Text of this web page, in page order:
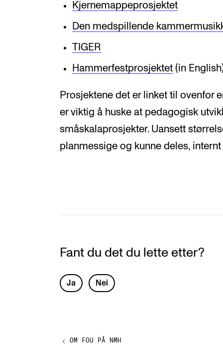
Kjernemappeprosjektet
Den medspillende
TIGER
Hammerfestprosjektet(in
Prosjektene det er linket til ovenfor
er viktig å huske at pedagogisk
småskalaprosjekter. Uansett
planmessige og kunne deles,
Fant du det du lette etter?
L
e
Ja Nei
OM FOU PÅ NMH